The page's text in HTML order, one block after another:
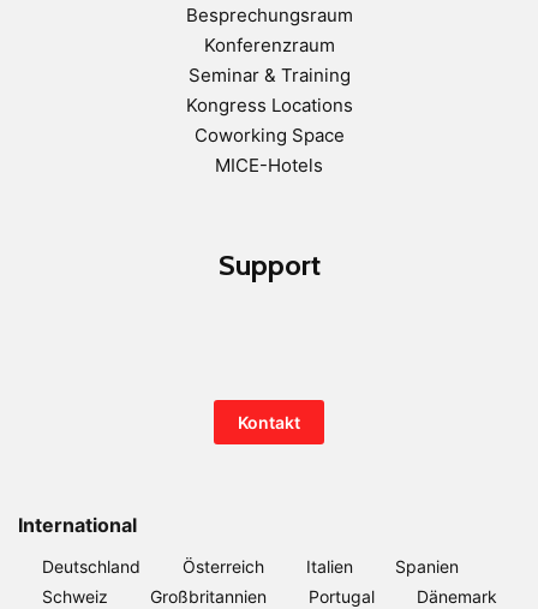
Besprechungsraum
Konferenzraum
Seminar & Training
Kongress Locations
Coworking Space
MICE-Hotels
Support
Kontakt
International
Deutschland Österreich Italien
Spanien
Schweiz
Großbritannien Portugal Dänemark